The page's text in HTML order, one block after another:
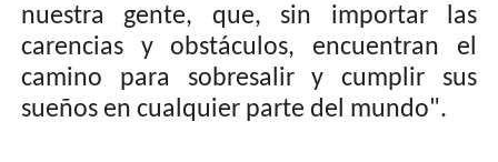
nuestra gente, que, sin importar las
carencias y obstáculos, encuentran el
camino para sobresalir y cumplir sus
sueños en cualquier parte del mundo".